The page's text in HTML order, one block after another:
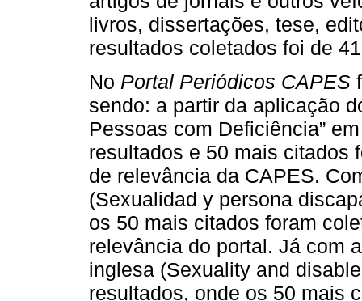
livros, dissertações, tese,
resultados coletados foi de
No Portal Periódicos CAPES
sendo: a partir da aplicação
Pessoas com Deficiência”
resultados e 50 mais citados
de relevância da CAPES.
(Sexualidad y persona
os 50 mais citados foram
relevância do portal. Já com
inglesa (Sexuality and
resultados, onde os 50 mais